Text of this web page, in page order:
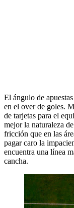
El ángulo de
en el over de goles.
de tarjetas para el
mejor la naturaleza
fricción que en las
pagar caro la
encuentra una línea
cancha.